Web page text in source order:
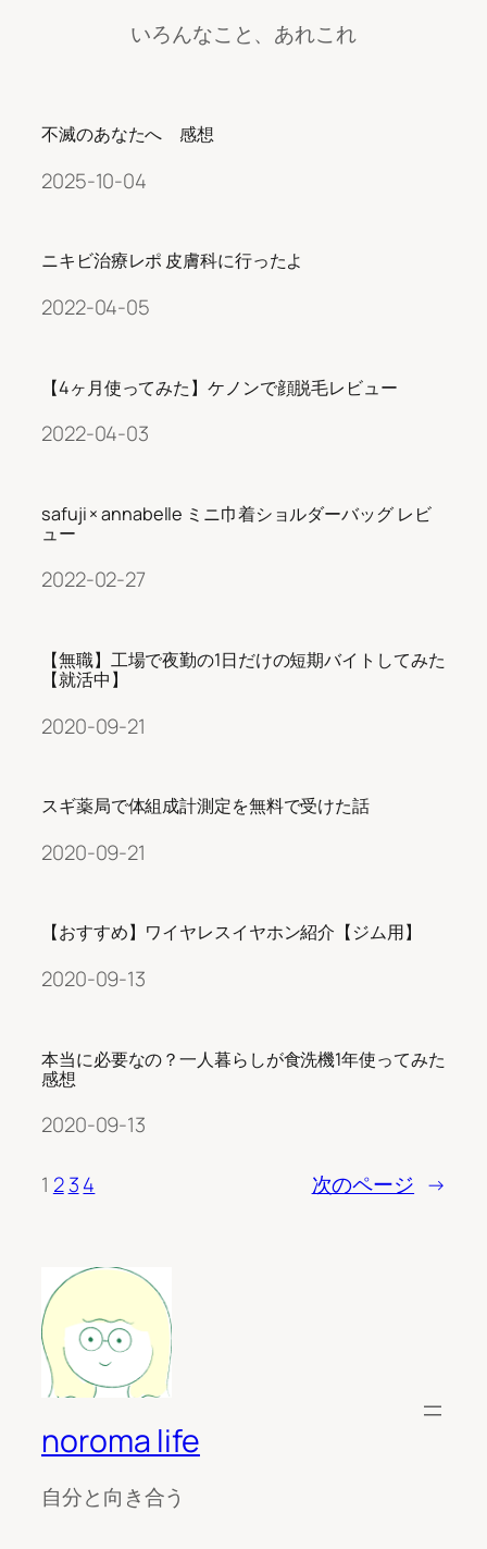
いろんなこと、あれこれ
不滅のあなたへ 感想
2025-10-04
ニキビ治療レポ 皮膚科に行ったよ
2022-04-05
【4ヶ月使ってみた】ケノンで顔脱毛レビュー
2022-04-03
safuji × annabelle ミニ巾着ショルダーバッグ レビ
ュー
2022-02-27
【無職】工場で夜勤の1日だけの短期バイトしてみた
【就活中】
2020-09-21
スギ薬局で体組成計測定を無料で受けた話
2020-09-21
【おすすめ】ワイヤレスイヤホン紹介【ジム用】
2020-09-13
本当に必要なの？一人暮らしが食洗機1年使ってみた
感想
2020-09-13
1 2 34 次のページ →
noroma life
自分と向き合う